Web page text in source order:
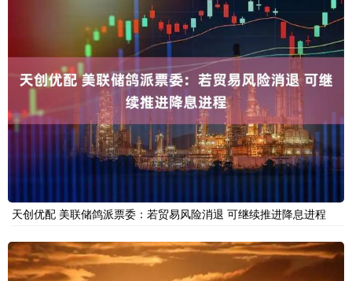
天创优配 美联储鸽派票委：若贸易风险消退 可继续推进降息进程